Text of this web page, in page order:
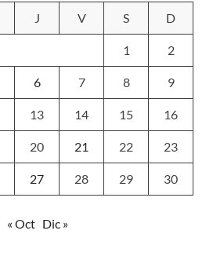
J V S D
1 2
6 7 8 9
13 14 15 16
20 21 22 23
27 28 29 30
« Oct Dic »